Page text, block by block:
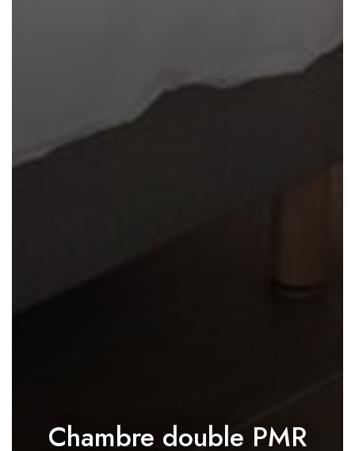
Chambre double PMR